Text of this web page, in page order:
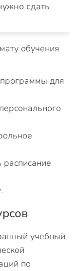
сдать
обучения
для
расписание
учебный
по